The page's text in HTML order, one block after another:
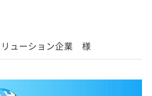
ューション企業 様